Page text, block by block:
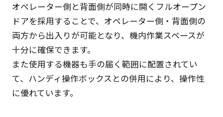
オペレーター側と背面側が同時に開くフルオープン
ドアを採用することで、オペレーター側・背面側の
両方から出入りが可能となり、機内作業スペースが
十分に確保できます。
また使用する機器も手の届く範囲に配置されてい
て、ハンディ操作ボックスとの併用により、操作性
に優れています。